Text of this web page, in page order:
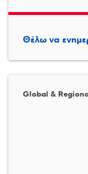
Θέλω να
Global &